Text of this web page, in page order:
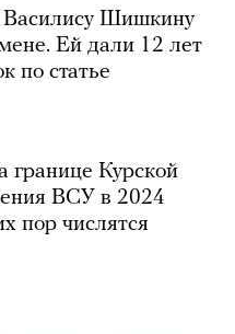
Василису Шишкину
Ей дали 12 лет
по статье
границе Курской
ВСУ в 2024
пор числятся